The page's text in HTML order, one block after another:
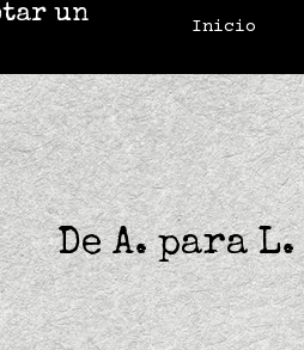
un
Inicio
De A. para L.